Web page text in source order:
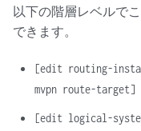
以下の階層レベルで
できます。
[edit routing-
mvpn route-target]
[edit logical-